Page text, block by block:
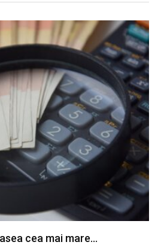
cea mai mare…